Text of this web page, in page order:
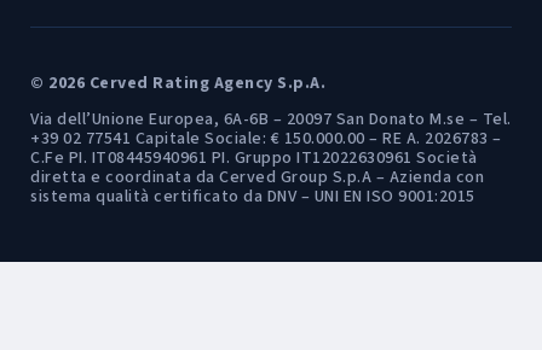
© 2026 Cerved Rating Agency S.p.A.
Via dell’Unione Europea, 6A-6B – 20097 San Donato M.se – Tel.
+39 02 77541 Capitale Sociale: € 150.000.00 – RE A. 2026783 –
C.Fe PI. IT08445940961 PI. Gruppo IT12022630961 Società
diretta e coordinata da Cerved Group S.p.A – Azienda con
sistema qualità certificato da DNV – UNI EN ISO 9001:2015